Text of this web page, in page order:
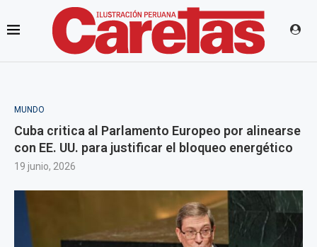
MUNDO
Cuba critica al Parlamento Europeo por alinearse
con EE. UU. para justificar el bloqueo energético
19 junio, 2026